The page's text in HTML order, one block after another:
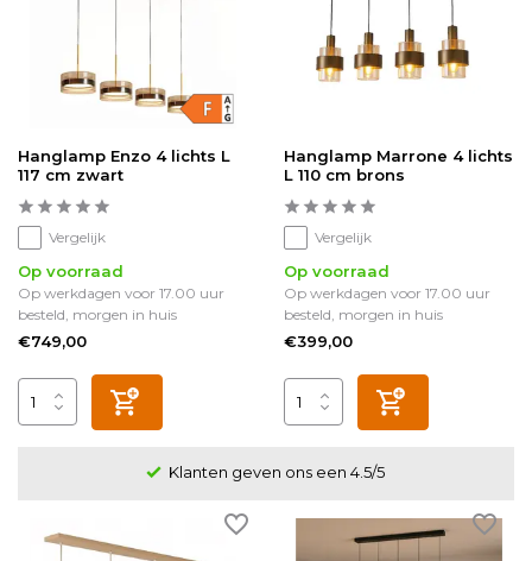
Hanglamp Enzo 4 lichts L
117 cm zwart
Vergelijk
Op voorraad
Op werkdagen voor 17.00 uur
besteld, morgen in huis
€749,00
Hanglamp Marrone 4 lichts
L 110 cm brons
Vergelijk
Op voorraad
Op werkdagen voor 17.00 uur
besteld, morgen in huis
€399,00
Klanten geven ons een 4.5/5